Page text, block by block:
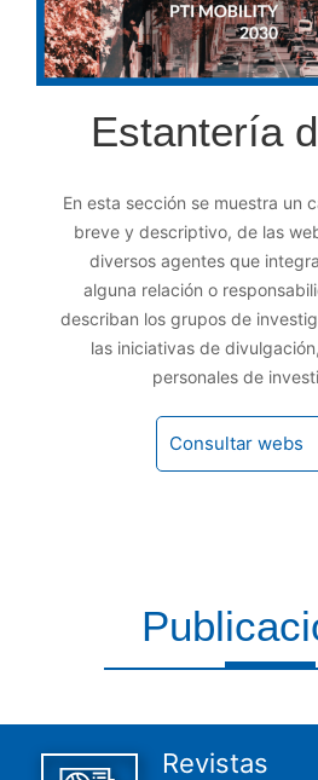
Estantería
En esta sección se muestra un
breve y descriptivo, de las
diversos agentes que
alguna relación o
describan los grupos de
las iniciativas de
personales de
Consultar webs
Revistas